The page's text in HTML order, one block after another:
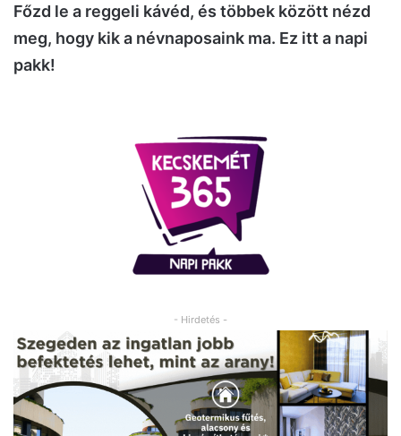
Főzd le a reggeli kávéd, és többek között nézd
meg, hogy kik a névnaposaink ma. Ez itt a napi
pakk!
- Hirdetés -